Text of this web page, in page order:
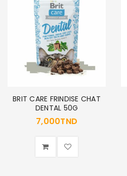
BRIT CARE FRINDISE CHAT
DENTAL 50G
7,000TND